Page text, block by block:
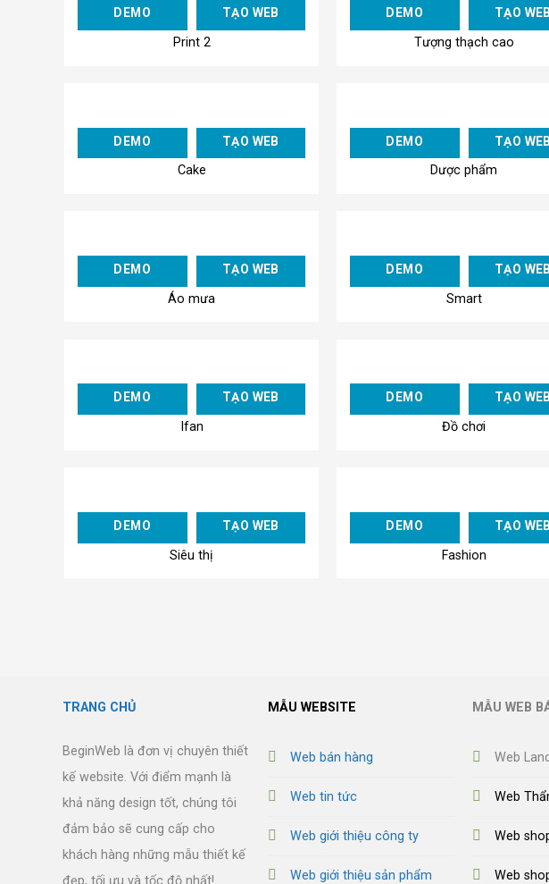
Add to
DEMO TẠO WEB
Print 2
DEMO TẠO WEB
Tượng thạch cao
Add to
Wishlist
DEMO TẠO WEB
Cake
DEMO TẠO WEB
Dược phẩm
Add to
DEMO TẠO WEB
Áo mưa
DEMO TẠO WEB
Smart
Add to
DEMO TẠO WEB
Ifan
DEMO TẠO WEB
Đồ chơi
Add to
Wishlist
DEMO TẠO WEB
Siêu thị
DEMO TẠO WEB
Fashion
TRANG CHỦ
BeginWeb là đơn vị chuyên thiết
kế website. Với điểm mạnh là
khả năng design tốt, chúng tôi
đảm bảo sẽ cung cấp cho
khách hàng những mẫu thiết kế
MẪU WEBSITE
Web bán hàng
Web tin tức
Web giới thiệu công ty
Web giới thiệu sản phẩm
MẪU WEB
Web
Web
Web
Web